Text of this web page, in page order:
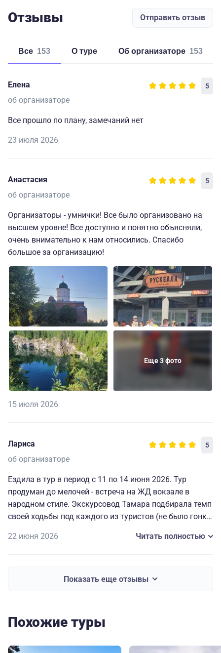
Отзывы Отправить отзыв
Все 153 о туре об организаторе 153
Елена 5
об организаторе
Все прошло по плану, замечаний нет
23 июля 2026
Анастасия 5
об организаторе
Организаторы - умнички! Все было организовано на
высшем уровне! Все доступно и понятно объясняли,
очень внимательно к нам относились. Спасибо
большое за организацию!
Еще 3 фото
15 июля 2026
Лариса 5
об организаторе
Ездила в тур в период с 11 по 14 июня 2026. Тур
продуман до мелочей - встреча на ЖД вокзале в
народном стиле. Экскурсовод Тамара подбирала темп
своей ходьбы под каждого из туристов (не было гонки
Гостиница шикарная, завтраки и обеды тоже. Мне
Поэтому, все мне и моей дочери зашло на 5 баллов!!
тур!!! Р.С. мы приобрели себе настойки, которые
давали на дегустации во время обеда )) Спасибо
22 июня 2026 Читать полностью
Показать еще отзывы
Похожие туры